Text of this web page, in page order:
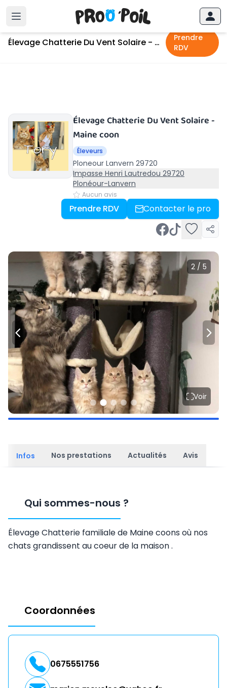
Accueil
Élevage Chatterie Du Vent Solaire - Maine coon
Prendre
RDV
Élevage Chatterie Du Vent Solaire -
Maine coon
Éleveurs
Ploneour Lanvern 29720
Impasse Henri Lautredou 29720
Plonéour-Lanvern
Aucun avis
Prendre RDV Contacter le pro
2 / 5
Voir
Infos Nos prestations Actualités Avis
Qui sommes-nous ?
Élevage Chatterie familiale de Maine coons où nos
chats grandissent au coeur de la maison .
Coordonnées
0675551756